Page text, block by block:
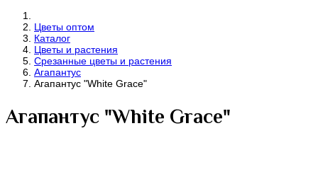
Цветы оптом
Каталог
Цветы и растения
Срезанные цветы и растения
Агапантус
Агапантус "White Grace"
Агапантус "White Grace"